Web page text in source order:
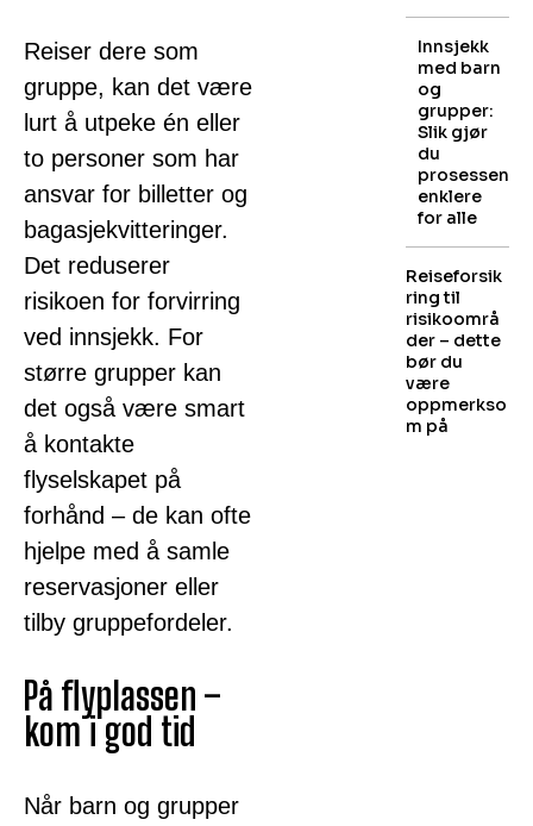
Reiser dere som
gruppe, kan det være
lurt å utpeke én eller
to personer som har
ansvar for billetter og
bagasjekvitteringer.
Det reduserer
risikoen for forvirring
ved innsjekk. For
større grupper kan
det også være smart
å kontakte
flyselskapet på
forhånd – de kan ofte
hjelpe med å samle
reservasjoner eller
tilby gruppefordeler.
På flyplassen –
kom i god tid
Når barn og grupper
Innsjekk
med barn
og
grupper:
Slik gjør
du
prosessen
enklere
for alle
Reiseforsik
ring til
risikoområ
der – dette
bør du
være
oppmerkso
m på